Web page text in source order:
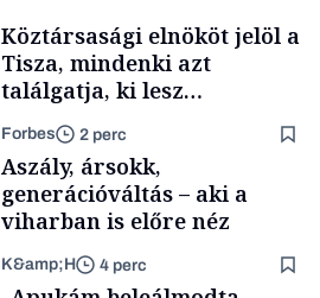
Köztársasági elnököt jelöl a
Tisza, mindenki azt
találgatja, ki lesz
szombaton a befutó –
soroljuk az eddig felmerült
neveket
Forbes 2 perc
Aszály, ársokk,
generációváltás – aki a
viharban is előre néz
K&amp;H 4 perc